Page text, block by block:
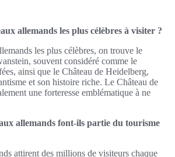
allemands les plus célèbres à visiter ?
les plus célèbres, on trouve le
souvent considéré comme le
ainsi que le Château de Heidelberg,
et son histoire riche. Le Château de
une forteresse emblématique à ne
allemands font-ils partie du tourisme
attirent des millions de visiteurs chaque